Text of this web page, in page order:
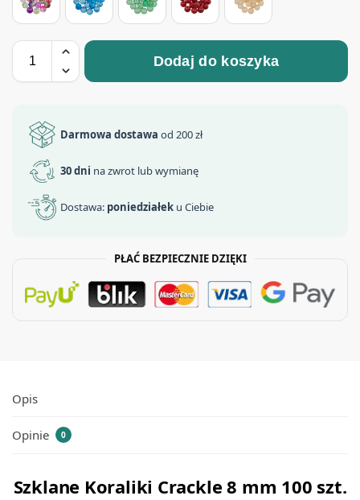
Dodaj do koszyka
Darmowa dostawa od 200 zł
30 dni na zwrot lub wymianę
Dostawa: poniedziałek u Ciebie
PŁAĆ BEZPIECZNIE DZIĘKI
Opis
Opinie 0
Szklane Koraliki Crackle 8 mm 100 szt.